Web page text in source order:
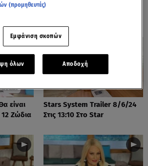
είναι
12 Ζώδια
Stars System Trailer 8/6/24
Στις 13:10 Στο Star
(προμηθευτές)
Εμφάνιση σκοπών
όλων Αποδοχή